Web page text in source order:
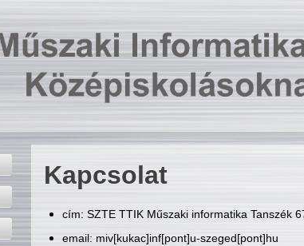
Kapcsolat
cím: SZTE TTIK Műszaki informatika Tanszék
email: miv[kukac]inf[pont]u-szeged[pont]hu